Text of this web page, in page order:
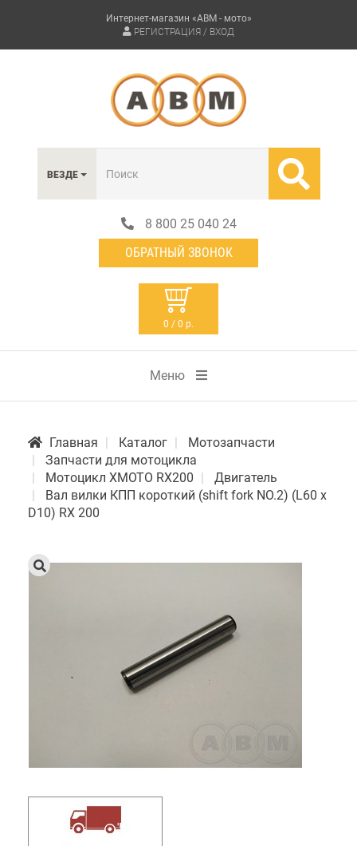
Интернет-магазин «АВМ - мото»
РЕГИСТРАЦИЯ / ВХОД
ВЕЗДЕ
8 800 25 040 24
ОБРАТНЫЙ ЗВОНОК
0 / 0 р.
Меню
Главная Каталог
Мотозапчасти
Запчасти для мотоцикла
Мотоцикл XMOTO RX200
Двигатель
Вал вилки КПП короткий (shift fork NO.2) (L60 x
D10) RX 200